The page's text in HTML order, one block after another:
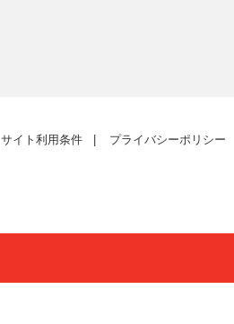
サイト利用条件 プライバシーポリシー